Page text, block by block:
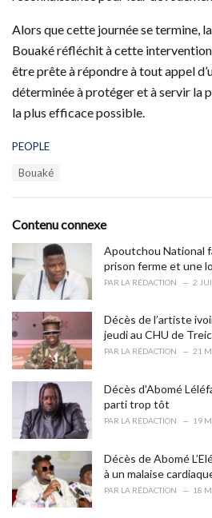
Alors que cette journée se termine,
Bouaké réfléchit à cette
être prête à répondre à tout appel
déterminée à protéger et à servir la
la plus efficace possible.
C
o
r
i
e
s
:
PEOPLE
:
Bouaké
Contenu connexe
Apoutchou National
prison ferme et une
PAR LA RÉDACTION 2
Décès de l’artiste
jeudi au CHU de
PAR LA RÉDACTION 21
Décès d'Abomé
parti trop tôt
PAR LA RÉDACTION 19
Décès de Abomé
à un malaise
PAR LA RÉDACTION 18